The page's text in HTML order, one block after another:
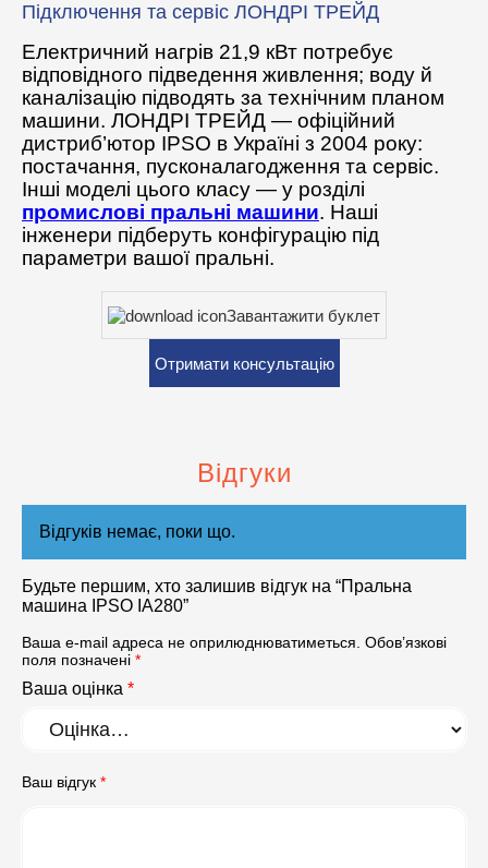
Підключення та сервіс ЛОНДРІ ТРЕЙД
Електричний нагрів 21,9 кВт потребує
відповідного підведення живлення; воду й
каналізацію підводять за технічним планом
машини. ЛОНДРІ ТРЕЙД — офіційний
дистриб’ютор IPSO в Україні з 2004 року:
постачання, пусконалагодження та сервіс.
Інші моделі цього класу — у розділі
промислові пральні машини. Наші
інженери підберуть конфігурацію під
параметри вашої пральні.
Завантажити буклет
Отримати консультацію
Відгуки
Відгуків немає, поки що.
Будьте першим, хто залишив відгук на “Пральна
машина IPSO IA280”
Ваша e-mail адреса не оприлюднюватиметься. Обов’язкові
поля позначені *
Ваша оцінка *
Ваш відгук *